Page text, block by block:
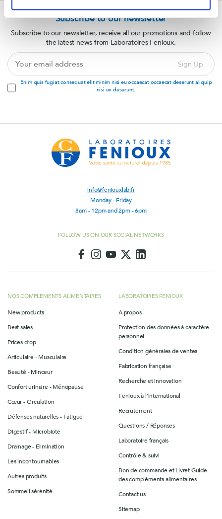
info@feniouxlab.fr
Monday - Friday
8am - 12pm and 2pm - 6pm
FOLLOW US ON OUR SOCIAL NETWORKS
NOS COMPLEMENTS ALIMENTAIRES
New products
Best sales
Prices drop
Articulaire - Musculaire
Beauté - Minceur
Confort urinaire - Ménopause
Cœur - Circulation
Défenses naturelles - Fatigue
Digestif - Microbiote
Drainage - Elimination
Les incontournables
Autres produits
Sommeil sérénité
LABORATOIRES FENIOUX
A propos
Protection des données à caractère
personnel
Condition générales de ventes
Fabrication française
Recherche et innovation
Fenioux à l'international
Recrutement
Questions / Réponses
Laboratoire français
Contrôle & suivi
Bon de commande et Livret Guide
des compléments alimentaires
Contact us
Sitemap
Subscribe to our newsletter
Subscribe to our newsletter, receive all our promotions and follow
the latest news from Laboratoires Fenioux.
address
Sign Up
Enim quis fugiat consequat elit minim nisi eu occaecat occaecat deserunt aliquip
nisi ex deserunt.